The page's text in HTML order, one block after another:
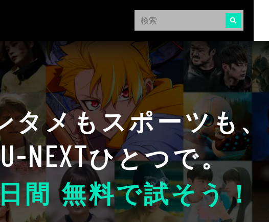
タメもスポーツも、
U-NEXTひとつで。
間 無料で試そう！